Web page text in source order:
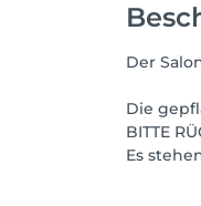
Der
Die
BITTE
Es